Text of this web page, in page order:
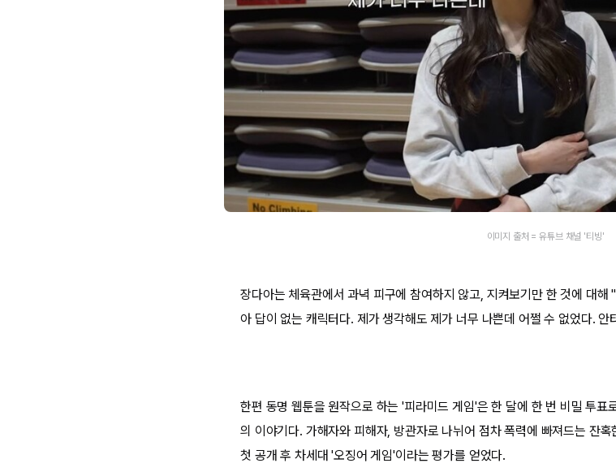
이미지 출처 = 유튜브 채널 '티빙'
장다아는 체육관에서 과녁 피구에 참여하지 않고, 지켜보기만 한 것에 대
아 답이 없는 캐릭터다. 제가 생각해도 제가 너무 나쁜데 어쩔 수 없었다. 안
한편 동명 웹툰을 원작으로 하는 '피라미드 게임'은 한 달에 한 번 비밀 투
의 이야기다. 가해자와 피해자, 방관자로 나뉘어 점차 폭력에 빠져드는 잔
첫 공개 후 차세대 '오징어 게임'이라는 평가를 얻었다.